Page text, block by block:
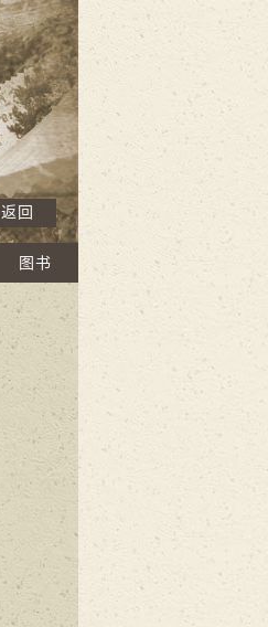
图书
返回